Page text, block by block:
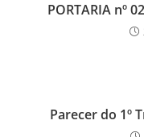
PORTARIA nº
Parecer do 1º